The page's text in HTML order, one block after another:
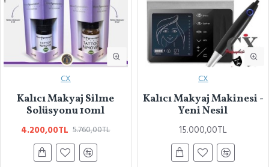
CX
Kalıcı Makyaj Silme
Solüsyonu 10ml
4.200,00TL 5.760,00TL
CX
Kalıcı Makyaj Makinesi -
Yeni Nesil
15.000,00TL